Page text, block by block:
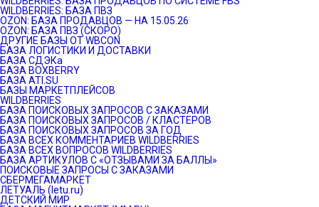
WILDBERRIES: БАЗА ПВЗ
OZON: БАЗА ПРОДАВЦОВ — НА 15.05.26
OZON: БАЗА ПВЗ (СКОРО)
ДРУГИЕ БАЗЫ ОТ WBCON
БАЗА ЛОГИСТИКИ И ДОСТАВКИ
БАЗА СДЭКа
БАЗА BOXBERRY
БАЗА ATI.SU
БАЗЫ МАРКЕТПЛЕЙСОВ
WILDBERRIES
БАЗА ПОИСКОВЫХ ЗАПРОСОВ С ЗАКАЗАМИ
БАЗА ПОИСКОВЫХ ЗАПРОСОВ / КЛАСТЕРОВ
БАЗА ПОИСКОВЫХ ЗАПРОСОВ ЗА ГОД
БАЗА ВСЕХ КОММЕНТАРИЕВ WILDBERRIES
БАЗА ВСЕХ ВОПРОСОВ WILDBERRIES
БАЗА АРТИКУЛОВ С «ОТЗЫВАМИ ЗА БАЛЛЫ»
ПОИСКОВЫЕ ЗАПРОСЫ С ЗАКАЗАМИ
СБЕРМЕГАМАРКЕТ
ЛЕТУАЛЬ (letu.ru)
ДЕТСКИЙ МИР